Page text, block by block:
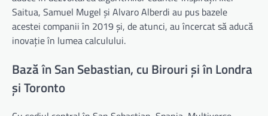
Saitua, Samuel Mugel și Alvaro Alberdi au pus bazele
acestei companii în 2019 și, de atunci, au încercat să aducă
inovație în lumea calculului.
Bază în San Sebastian, cu Birouri și în Londra
și Toronto